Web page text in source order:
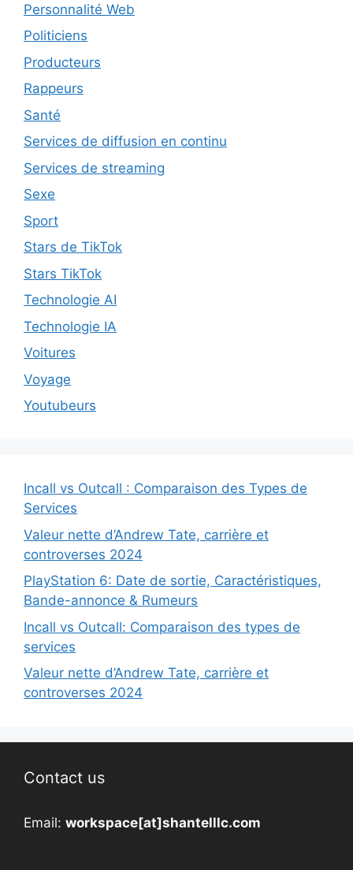
Personnalité Web
Politiciens
Producteurs
Rappeurs
Santé
Services de diffusion en continu
Services de streaming
Sexe
Sport
Stars de TikTok
Stars TikTok
Technologie AI
Technologie IA
Voitures
Voyage
Youtubeurs
Incall vs Outcall : Comparaison des Types de
Services
Valeur nette d’Andrew Tate, carrière et
controverses 2024
PlayStation 6: Date de sortie, Caractéristiques,
Bande-annonce & Rumeurs
Incall vs Outcall: Comparaison des types de
services
Valeur nette d’Andrew Tate, carrière et
controverses 2024
Contact us
Email: workspace[at]shantelllc.com